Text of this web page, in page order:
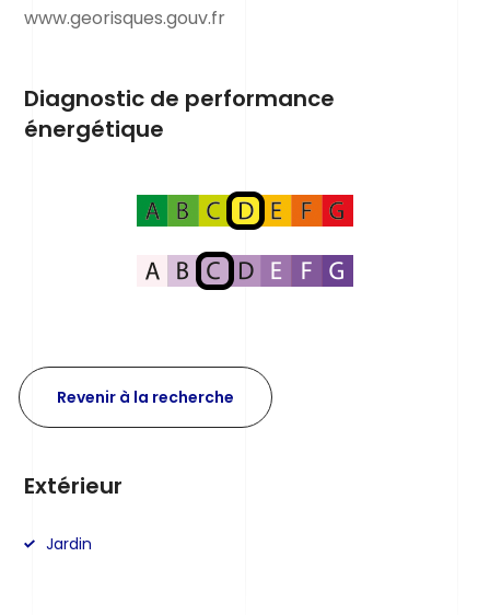
www.georisques.gouv.fr
Diagnostic de performance
énergétique
Revenir à la recherche
Extérieur
Jardin